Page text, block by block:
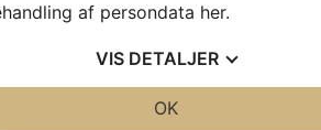
boligejendom fra
med en attraktiv
Der er maksimal
kundeområdet er
professionelt udtryk.
af persondata her.
VIS DETALJER
OK